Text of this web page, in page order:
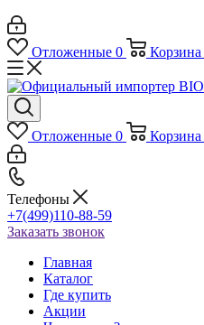
Отложенные 0 Корзина
Отложенные 0 Корзина
Телефоны
+7(499)110-88-59
Заказать звонок
Главная
Каталог
Где купить
Акции